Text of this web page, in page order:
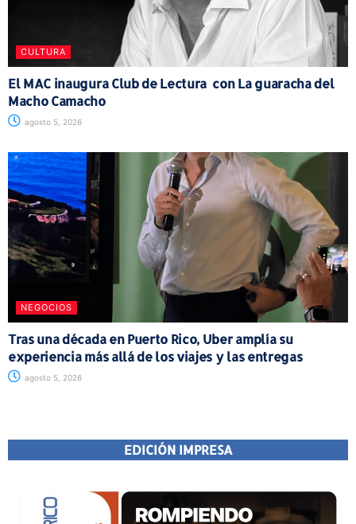
CULTURA
El MAC inaugura Club de Lectura con La guaracha del
Macho Camacho
agosto 5, 2026
NEGOCIOS
Tras una década en Puerto Rico, Uber amplía su
experiencia más allá de los viajes y las entregas
agosto 5, 2026
EDICIÓN IMPRESA